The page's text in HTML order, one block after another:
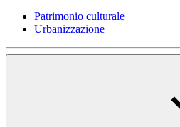
Patrimonio culturale
Urbanizzazione